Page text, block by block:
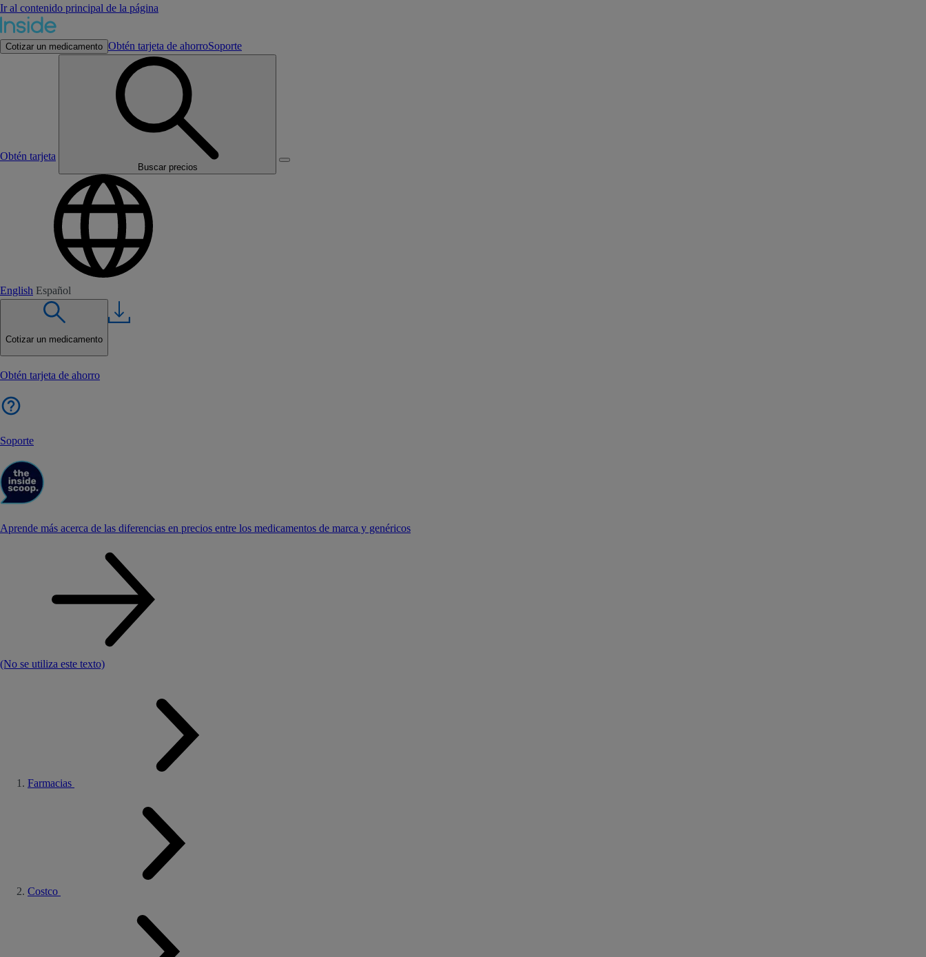
Ir al contenido principal de la página
Cotizar un medicamento Obtén tarjeta de ahorroSoporte
Obtén tarjeta
Buscar precios
English Español
Cotizar un medicamento
Obtén tarjeta de ahorro
Soporte
Aprende más acerca de las diferencias en precios entre los medicamentos de marca y genéricos
(No se utiliza este texto)
Farmacias
Costco